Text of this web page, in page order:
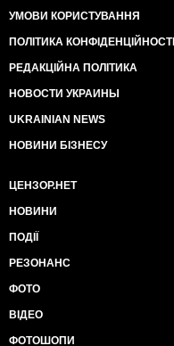
УМОВИ КОРИСТУВАННЯ
ПОЛІТИКА КОНФІДЕНЦІЙНОСТІ
РЕДАКЦІЙНА ПОЛІТИКА
НОВОСТИ УКРАИНЫ
UKRAINIAN NEWS
НОВИНИ БІЗНЕСУ
ЦЕНЗОР.НЕТ
НОВИНИ
ПОДІЇ
РЕЗОНАНС
ФОТО
ВІДЕО
ФОТОШОПИ